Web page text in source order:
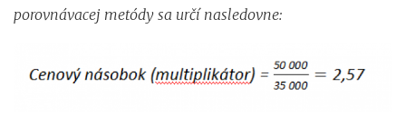
porovnávacej metódy sa určí nasledovne: